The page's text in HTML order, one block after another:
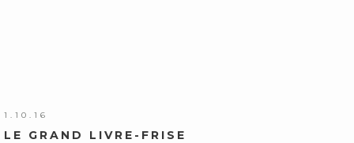
1.10.16
LE GRAND LIVRE-FRISE